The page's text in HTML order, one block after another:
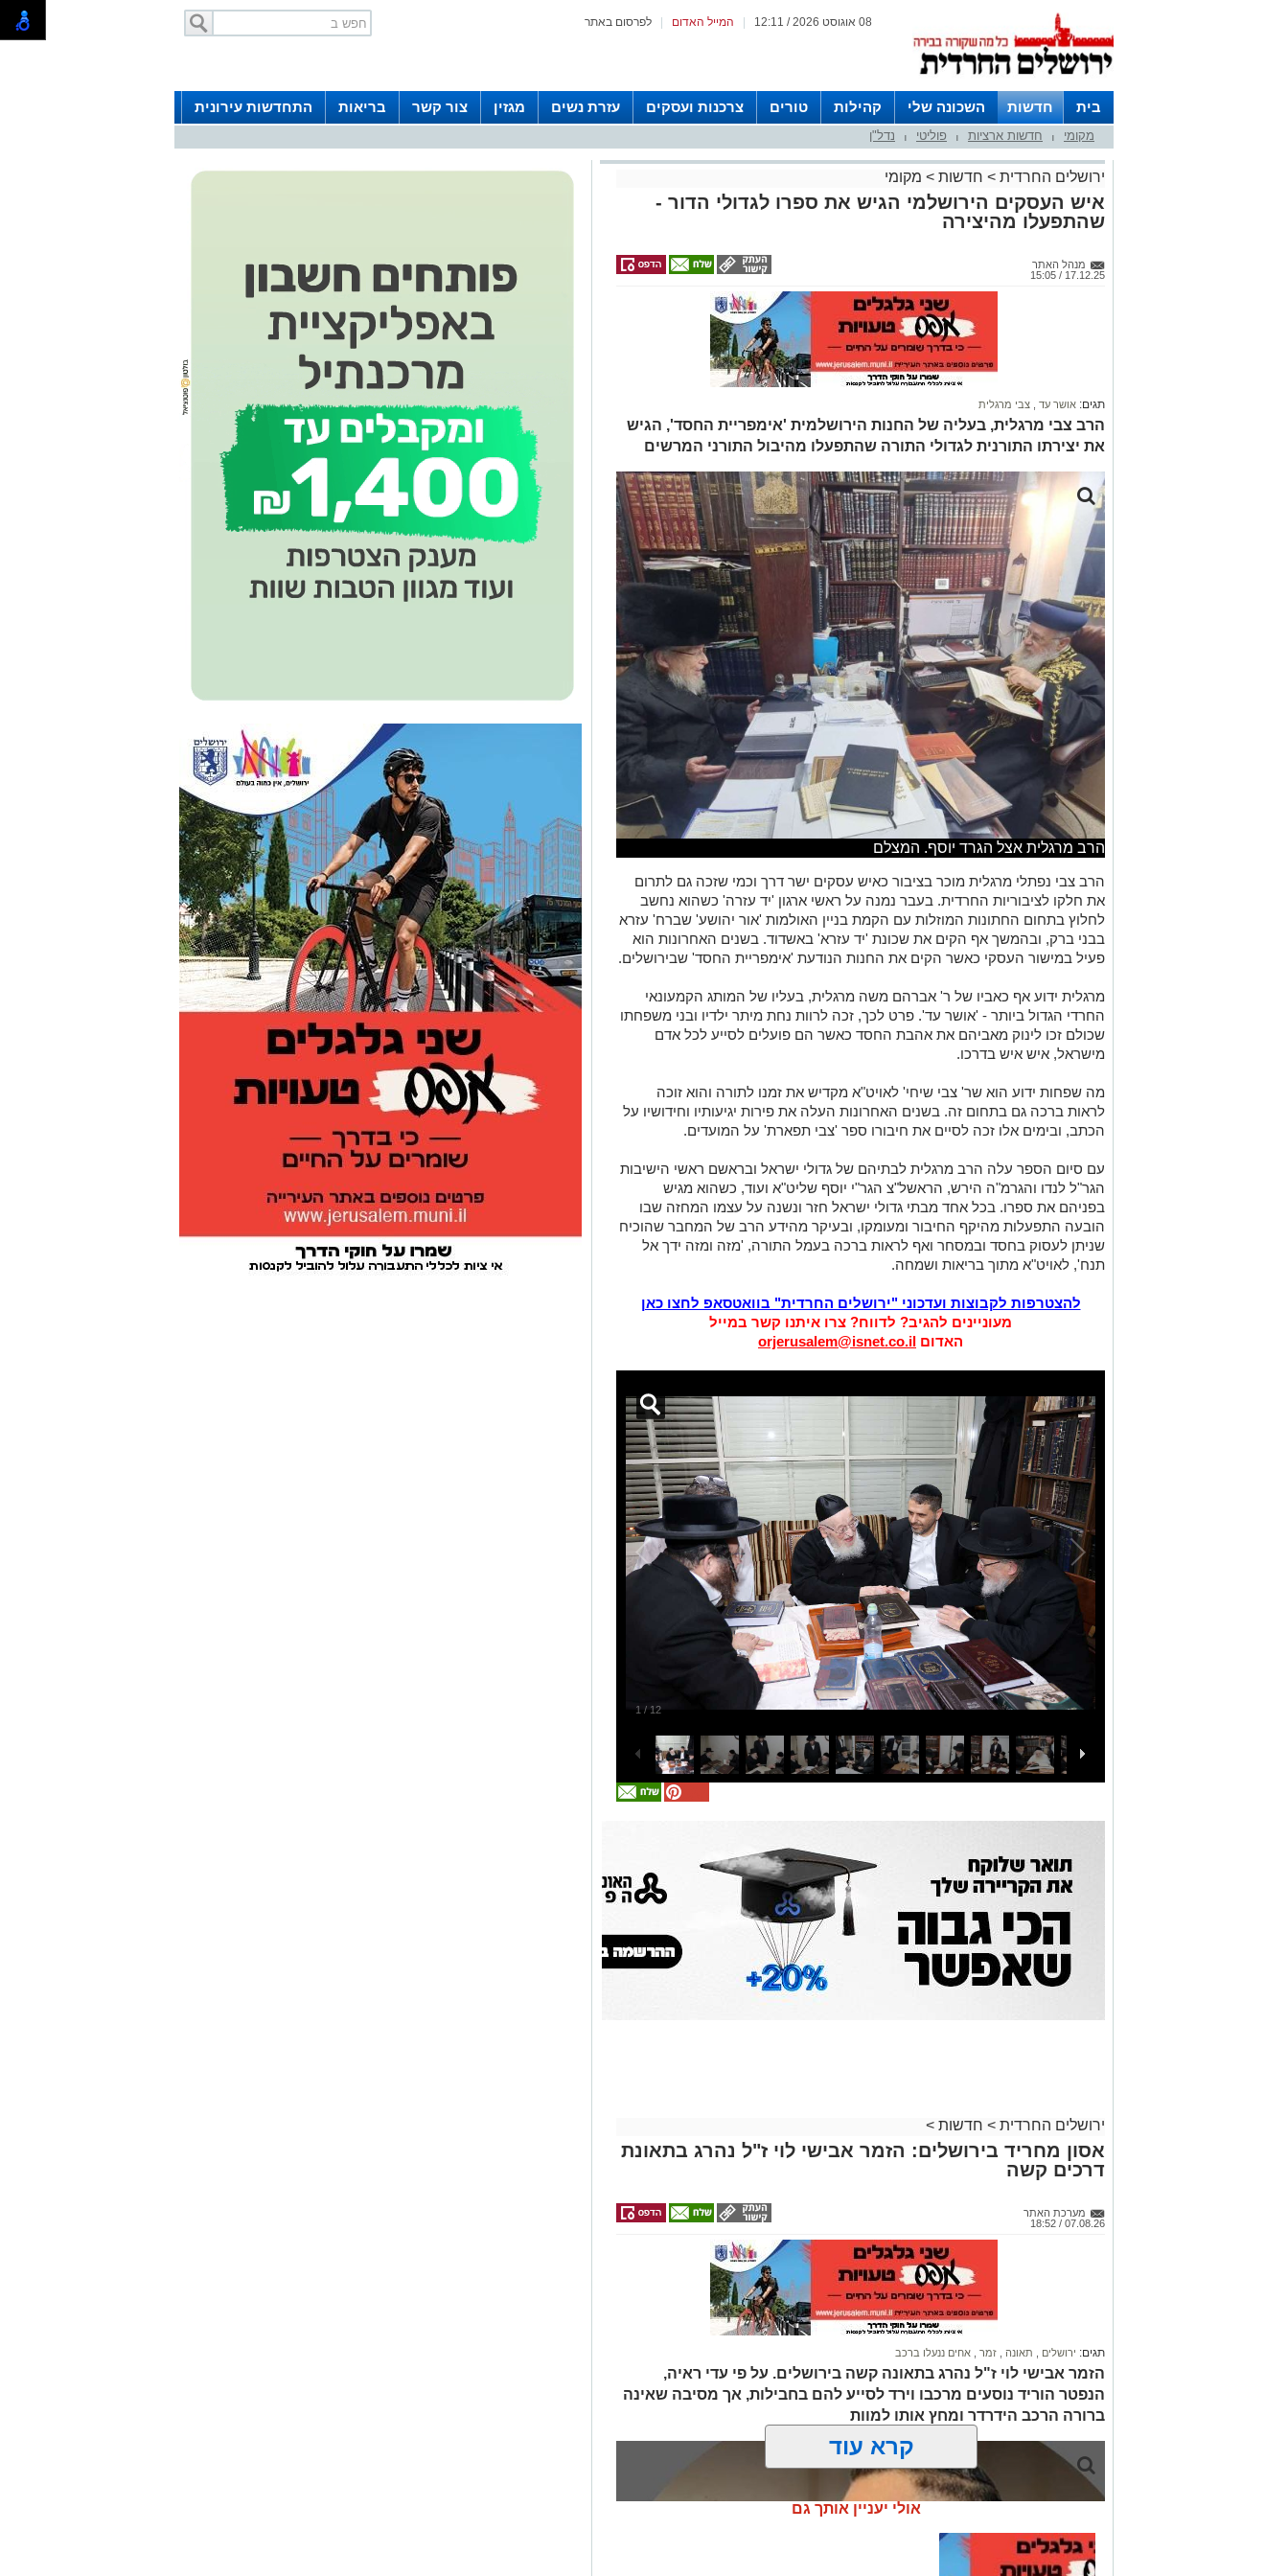
לפרסום באתר המייל האדום 08 אוגוסט 2026 / 12:11
בית חדשות השכונה שלי קהילות טורים צרכנות ועסקים עזרת נשים מגזין צור קשר בריאות
התחדשות עירונית
חצרות
מקומי חדשות ארציות פוליטי נדל"ן
ירושלים החרדית > חדשות > מקומי
איש העסקים הירושלמי הגיש את ספרו לגדולי הדור -
שהתפעלו מהיצירה
מנהל האתר
17.12.25 / 15:05
תגים: אושר עד צבי מרגלית
הרב צבי מרגלית, בעליה של החנות הירושלמית 'אימפריית החסד', הגיש
את יצירתו התורנית לגדולי התורה שהתפעלו מהיבול התורני המרשים
הרב מרגלית אצל הגרד יוסף. המצלם
הרב צבי נפתלי מרגלית מוכר בציבור כאיש עסקים ישר דרך וכמי שזכה גם לתרום
את חלקו לציבוריות החרדית. בעבר נמנה על ראשי ארגון 'יד עזרה' כשהוא נחשב
לחלוץ בתחום החתונות המוזלות עם הקמת בניין האולמות 'אור יהושע' שברח' עזרא
בבני ברק, ובהמשך אף הקים את שכונת 'יד עזרא' באשדוד. בשנים האחרונות הוא
פעיל במישור העסקי כאשר הקים את החנות הנודעת 'אימפריית החסד' שבירושלים.
מרגלית ידוע אף כאביו של ר' אברהם משה מרגלית, בעליו של המותג הקמעונאי
החרדי הגדול ביותר - 'אושר עד'. פרט לכך, זכה לרוות נחת מיתר ילדיו ובני משפחתו
שכולם זכו לינוק מאביהם את אהבת החסד כאשר הם פועלים לסייע לכל אדם
מישראל, איש איש בדרכו.
מה שפחות ידוע הוא שר' צבי שיחי' לאויט"א מקדיש את זמנו לתורה והוא זוכה
לראות ברכה גם בתחום זה. בשנים האחרונות העלה את פירות יגיעותיו וחידושיו על
הכתב, ובימים אלו זכה לסיים את חיבורו ספר 'צבי תפארת' על המועדים.
עם סיום הספר עלה הרב מרגלית לבתיהם של גדולי ישראל ובראשם ראשי הישיבות
הגר"ל לנדו והגרמ"ה הירש, הראשל"צ הגר"י יוסף שליט"א ועוד, כשהוא מגיש
בפניהם את ספרו. בכל אחד מבתי גדולי ישראל חזר ונשנה על עצמו המחזה שבו
הובעה התפעלות מהיקף החיבור ומעומקו, ובעיקר מהידע הרב של המחבר שהוכיח
שניתן לעסוק בחסד ובמסחר ואף לראות ברכה בעמל התורה, 'מזה ומזה ידך אל
תנח', לאויט"א מתוך בריאות ושמחה.
להצטרפות לקבוצות ועדכוני "ירושלים החרדית" בוואטסאפ לחצו כאן
מעוניינים להגיב? לדווח? צרו איתנו קשר במייל
האדום orjerusalem@isnet.co.il
1 /12
גם
גלגלי
ירושלים החרדית > חדשות >
אסון מחריד בירושלים: הזמר אבישי לוי ז"ל נהרג בתאונת
דרכים קשה
מערכת האתר
07.08.26 / 18:52
תגים: ירושלים תאונה זמר אחים ננעלו ברכב
הזמר אבישי לוי ז"ל נהרג בתאונה קשה בירושלים. על פי עדי ראיה,
הנפטר הוריד נוסעים מרכבו וירד לסייע להם בחבילות, אך מסיבה שאינה
ברורה הרכב הידרדר ומחץ אותו למוות
קרא עוד
אולי יעניין אותך גם